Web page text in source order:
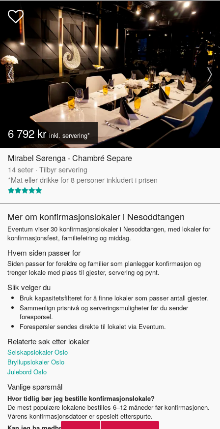
6 792 krinkl. servering*
Mirabel Sørenga - Chambré Separe
14seter · Tilbyr servering
*Mat eller drikke for 8 personer inkludert i prisen
Mer om konfirmasjonslokaler i Nesoddtangen
Eventum viser 30 konfirmasjonslokaler i Nesoddtangen, med lokaler for
konfirmasjonsfest, familiefeiring og middag.
Hvem siden passer for
Siden passer for foreldre og familier som planlegger konfirmasjon og
trenger lokale med plass til gjester, servering og pynt.
Slik velger du
Bruk kapasitetsfilteret for å finne lokaler som passer antall gjester.
Sammenlign prisnivå og serveringsmuligheter før du sender
forespørsel.
Forespørsler sendes direkte til lokalet via Eventum.
Relaterte søk etter lokaler
Selskapslokaler Oslo
Bryllupslokaler Oslo
Julebord Oslo
Vanlige spørsmål
Hvor tidlig bør jeg bestille konfirmasjonslokale?
De mest populære lokalene bestilles 6–12 måneder før konfirmasjonen.
Vårens konfirmasjonsdatoer er spesielt etterspurte.